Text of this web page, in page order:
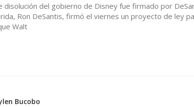
disolución del gobierno de Disney fue firmado por
Ron DeSantis, firmó el viernes un proyecto de ley
Walt
Bucobo